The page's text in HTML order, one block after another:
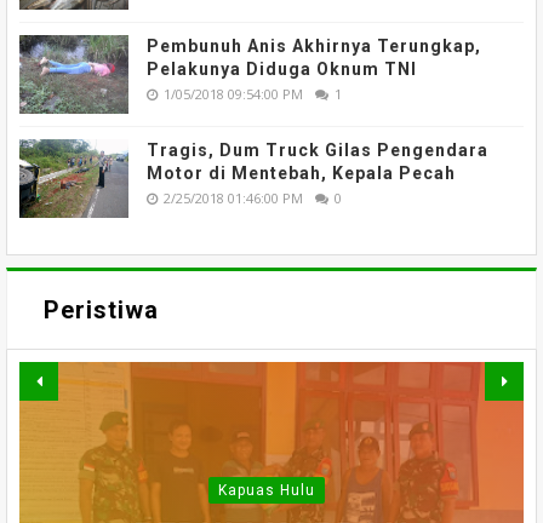
Pembunuh Anis Akhirnya Terungkap,
Pelakunya Diduga Oknum TNI
1/05/2018 09:54:00 PM 1
Tragis, Dum Truck Gilas Pengendara
Motor di Mentebah, Kepala Pecah
2/25/2018 01:46:00 PM 0
Peristiwa
WARGA DESA SEI AJUNG
YANG DILAPORKAN
SI JAGO MERAH
MENGAMUK, BELASAN
Kapuas Hulu
SEMPAT SEKARAT, H